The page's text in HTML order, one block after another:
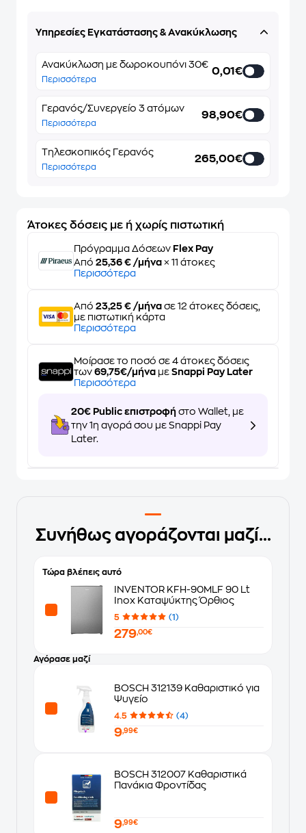
Υπηρεσίες Εγκατάστασης & Ανακύκλωσης
Ανακύκλωση με δωροκουπόνι 30€
Περισσότερα
0,01€
Γερανός/Συνεργείο 3 ατόμων
Περισσότερα
98,90€
Τηλεσκοπικός Γερανός
Περισσότερα
265,00€
Άτοκες δόσεις με ή χωρίς πιστωτική
Πρόγραμμα Δόσεων Flex Pay
Από 25,36 € /μήνα × 11 άτοκες
Περισσότερα
Από 23,25 € /μήνα σε 12 άτοκες δόσεις,
με πιστωτική κάρτα
Περισσότερα
Μοίρασε το ποσό σε 4 άτοκες δόσεις
των 69,75€/μήνα με Snappi Pay Later
Περισσότερα
20€ Public επιστροφή στο Wallet, με
την 1η αγορά σου με Snappi Pay
Later.
Συνήθως αγοράζονται μαζί...
Τώρα βλέπεις αυτό
INVENTOR KFH-90MLF 90 Lt
Inox Καταψύκτης Όρθιος
5 (1)
279,00€
Αγόρασε μαζί
BOSCH 312139 Καθαριστικό για
Ψυγείο
4.5 (4)
9,99€
BOSCH 312007 Καθαριστικά
Πανάκια Φροντίδας
9,99€